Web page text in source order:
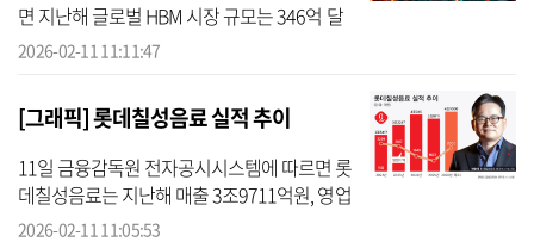
면 지난해 글로벌 HBM 시장 규모는 346억 달
러에 이른다. 올해는 시장 규모가 546억 달러
2026-02-11 11:11:47
[그래픽] 롯데칠성음료 실적 추이
11일 금융감독원 전자공시시스템에 따르면 롯
데칠성음료는 지난해 매출 3조9711억원, 영업
이익 1672억원을 기록했다. 전년 대비 매출은
2026-02-11 11:05:53